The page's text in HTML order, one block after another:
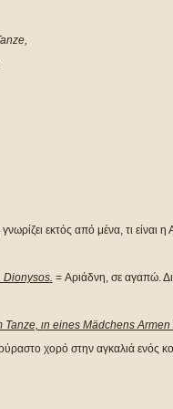
εκτός από μένα, τι είναι η
Dionysos. = Αριάδνη, σε αγαπώ.
ιn eines Mädchens Armen
χορό στην αγκαλιά ενός